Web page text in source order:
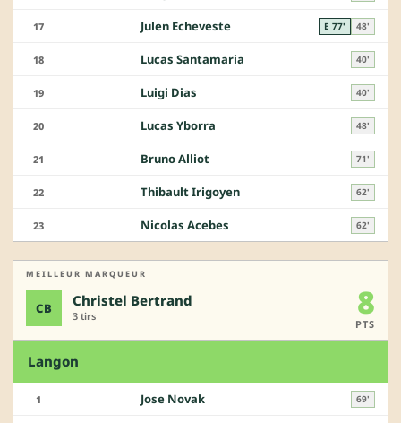
17 Julen Echeveste E 77' 48'
18 Lucas Santamaria 40'
19 Luigi Dias 40'
20 Lucas Yborra 48'
21 Bruno Alliot 71'
22 Thibault Irigoyen 62'
23 Nicolas Acebes 62'
MEILLEUR MARQUEUR
CB Christel Bertrand
3 tirs 8
PTS
Langon
1 Jose Novak 69'